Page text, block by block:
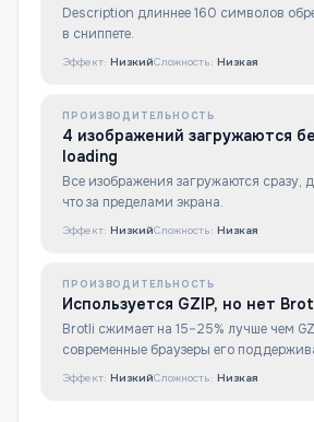
Description длиннее 160 символов
в сниппете.
Эффект: НизкийСложность: Низкая
ПРОИЗВОДИТЕЛЬНОСТЬ
4 изображений загружаются
loading
Все изображения загружаются сразу,
что за пределами экрана.
Эффект: НизкийСложность: Низкая
ПРОИЗВОДИТЕЛЬНОСТЬ
Используется GZIP, но нет
Brotli сжимает на 15–25% лучше чем
современные браузеры его
Эффект: НизкийСложность: Низкая